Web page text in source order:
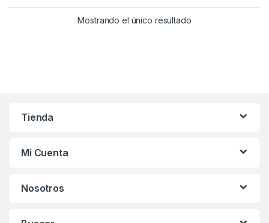
Mostrando el único resultado
Tienda
Mi Cuenta
Nosotros